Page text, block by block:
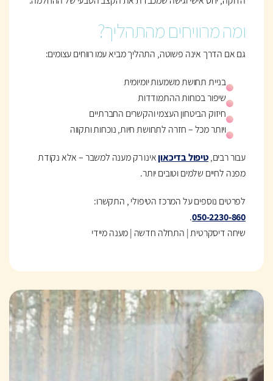
ומה מרוויחים מהתהליך?
גם אם הדרך אינה פשוטה, התהליך מביא עמו רווחים עצומים:
בניית תחושת משמעות יומיומית
שיפור בכוחות ההתמודדות
חיזוק הביטחון העצמי והקשרים החברתיים
ויותר מכל – חזרה לתחושת חיות, נוכחות ותקווה
עבור רבים,טיפול בדיכאוןאינו רק מענה למשבר – אלא נקודת
מפנה לחיים שלמים וטובים יותר.
לפרטים נוספים על המרכז הטיפולי , התקשרו:
050-2230-860
.
שיחה דיסקרטית | התחלה חדשה | מענה מיידי